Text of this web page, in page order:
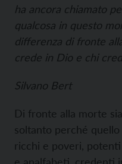
ha ancora chiamato
qualcosa in questo
differenza di fronte
crede in Dio e chi
Silvano Bert
Di fronte alla morte
soltanto perché
ricchi e poveri,